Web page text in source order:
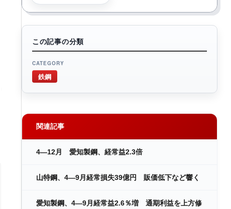
この記事の分類
CATEGORY
鉄鋼
関連記事
4―12月 愛知製鋼、経常益2.3倍
山特鋼、4―9月経常損失39億円 販価低下など響く
愛知製鋼、4―9月経常益2.6％増 通期利益を上方修